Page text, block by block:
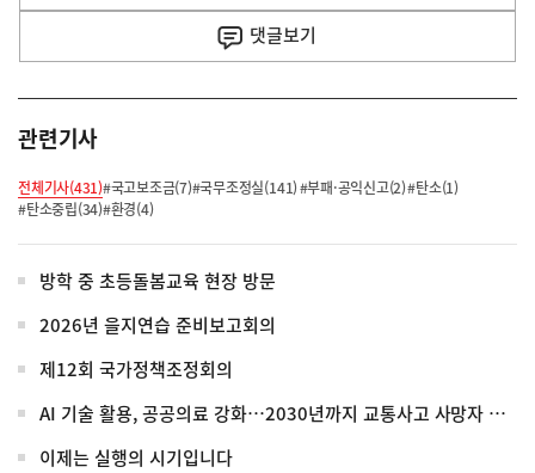
댓글보기
관련기사
전체기사(431)#국고보조금(7)#국무조정실(141)#부패·공익신고(2)#탄소(1)
#탄소중립(34)#환경(4)
방학 중 초등돌봄교육 현장 방문
2026년 을지연습 준비보고회의
제12회 국가정책조정회의
AI 기술 활용, 공공의료 강화…2030년까지 교통사고 사망자 30%↓
이제는 실행의 시기입니다